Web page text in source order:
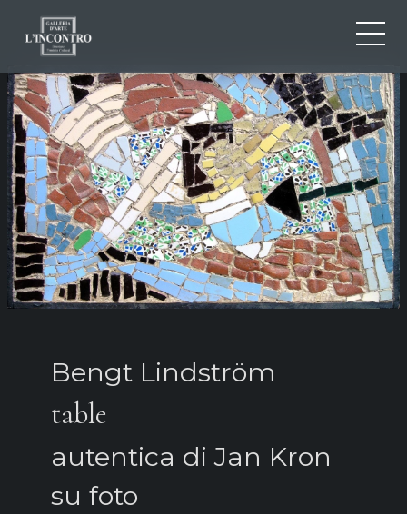
IT
EN
FR
ABOUT US
NEWS AND EVENTS
ARTISTS AND WORKS
EXHIBITIONS
CONTACTS
Bengt Lindström
table
autentica di Jan Kron
su foto